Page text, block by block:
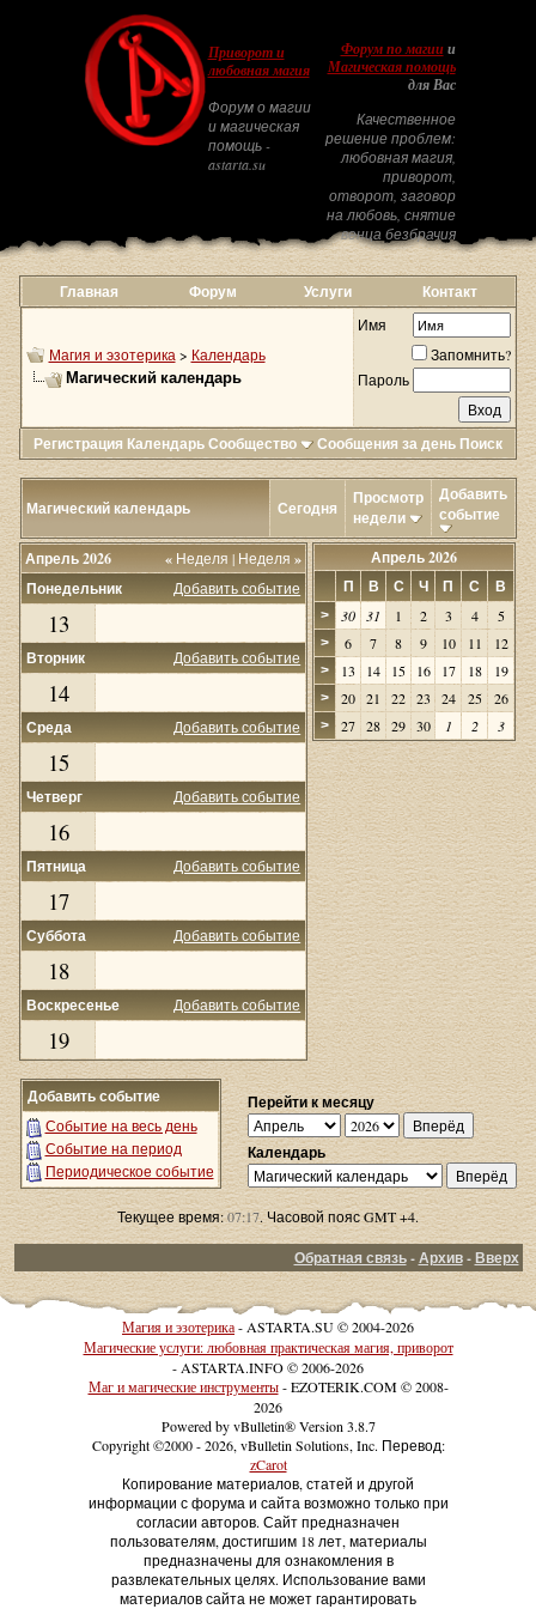
Приворот и
любовная магия
Форум о магии
и магическая
помощь -
astarta.su
Форум по магиии
Магическая помощь
для Вас
Качественное
решение проблем:
любовная магия,
приворот,
отворот, заговор
на любовь, снятие
венца безбрачия
Главная Форум Услуги Контакт
Магия и эзотерика > Календарь
Магический календарь
Имя
Запомнить?
Пароль
Регистрация КалендарьСообщество Сообщения за день Поиск
Магический календарь Сегодня
Просмотр
недели
Добавить
событие
« Неделя | Неделя»
Апрель 2026
Добавить событие
Понедельник
13
Добавить событие
Вторник
14
Добавить событие
Среда
15
Добавить событие
Четверг
16
Добавить событие
Пятница
17
Добавить событие
Суббота
18
Добавить событие
Воскресенье
19
Апрель 2026
П
В С Ч П С В
> 30 31 1 2 3 4 5
> 6 7 8 9 10 11 12
> 13 14 15 16 17 18 19
> 20 21 22 23 24 25 26
> 27 28 29 30 1 2 3
Добавить событие
Событие на весь день
Событие на период
Периодическое событие
Перейти к месяцу
Календарь
Текущее время:07:17. Часовой пояс GMT +4.
Обратная связь-Архив-Вверх
Магия и эзотерика- ASTARTA.SU © 2004-2026
Магические услуги: любовная практическая магия, приворот
- ASTARTA.INFO © 2006-2026
Маг и магические инструменты- EZOTERIK.COM © 2008-
2026
Powered by vBulletin® Version 3.8.7
Copyright ©2000 - 2026, vBulletin Solutions, Inc. Перевод:
zCarot
Копирование материалов, статей и другой
информации с форума и сайта возможно только при
согласии авторов. Сайт предназначен
пользователям, достигшим 18 лет, материалы
предназначены для ознакомления в
развлекательных целях. Использование вами
материалов сайта не может гарантировать